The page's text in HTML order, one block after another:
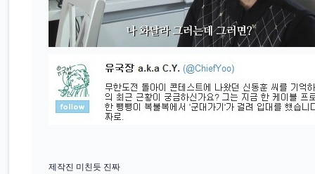
제작진 미친듯 진짜